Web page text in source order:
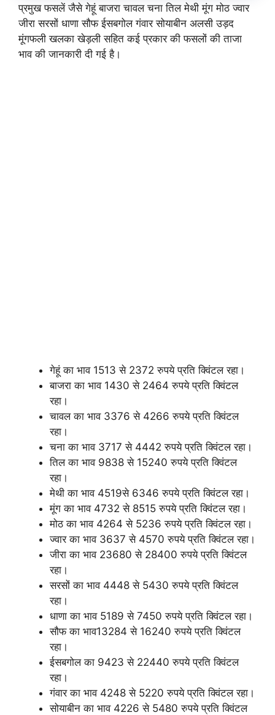
प्रमुख फसलें जैसे गेहूं बाजरा चावल चना तिल मेथी मूंग मोठ ज्वार
जीरा सरसों धाणा सौफ ईसबगोल गंवार सोयाबीन अलसी उड़द
मूंगफली खलका खेड़ली सहित कई प्रकार की फसलों की ताजा
भाव की जानकारी दी गई है।
गेहूं का भाव 1513 से 2372 रुपये प्रति क्विंटल रहा।
बाजरा का भाव 1430 से 2464 रुपये प्रति क्विंटल
रहा।
चावल का भाव 3376 से 4266 रुपये प्रति क्विंटल
रहा।
चना का भाव 3717 से 4442 रुपये प्रति क्विंटल रहा।
तिल का भाव 9838 से 15240 रुपये प्रति क्विंटल
रहा।
मेथी का भाव 4519से 6346 रुपये प्रति क्विंटल रहा।
मूंग का भाव 4732 से 8515 रुपये प्रति क्विंटल रहा।
मोठ का भाव 4264 से 5236 रुपये प्रति क्विंटल रहा।
ज्वार का भाव 3637 से 4570 रुपये प्रति क्विंटल रहा।
जीरा का भाव 23680 से 28400 रुपये प्रति क्विंटल
रहा।
सरसों का भाव 4448 से 5430 रुपये प्रति क्विंटल
रहा।
धाणा का भाव 5189 से 7450 रुपये प्रति क्विंटल रहा।
सौफ का भाव13284 से 16240 रुपये प्रति क्विंटल
रहा।
ईसबगोल का 9423 से 22440 रुपये प्रति क्विंटल
रहा।
गंवार का भाव 4248 से 5220 रुपये प्रति क्विंटल रहा।
सोयाबीन का भाव 4226 से 5480 रुपये प्रति क्विंटल